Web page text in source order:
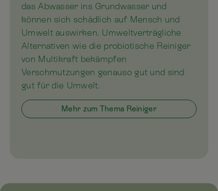
das Abwasser ins Grundwasser und
können sich schädlich auf Mensch und
Umwelt auswirken. Umweltverträgliche
Alternativen wie die probiotische Reiniger
von Multikraft bekämpfen
Verschmutzungen genauso gut und sind
gut für die Umwelt.
Mehr zum Thema Reiniger